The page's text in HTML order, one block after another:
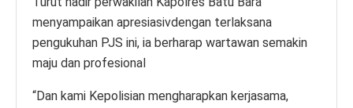
menyampaikan apresiasivdengan terlaksana
pengukuhan PJS ini, ia berharap wartawan semakin
maju dan profesional
“Dan kami Kepolisian mengharapkan kerjasama,